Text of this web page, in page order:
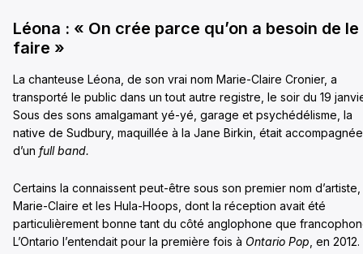
Léona : « On crée parce qu’on a besoin de le
faire »
La chanteuse Léona, de son vrai nom Marie-Claire Cronier, a
transporté le public dans un tout autre registre, le soir du 19
Sous des sons amalgamant yé-yé, garage et psychédélisme, la
native de Sudbury, maquillée à la Jane Birkin, était accompagnée
d’un full band.
Certains la connaissent peut-être sous son premier nom d’artiste,
Marie-Claire et les Hula-Hoops, dont la réception avait été
particulièrement bonne tant du côté anglophone que
L’Ontario l’entendait pour la première fois à Ontario Pop , en 2012.